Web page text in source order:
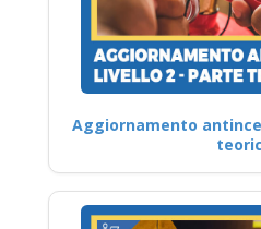
Aggiornamento